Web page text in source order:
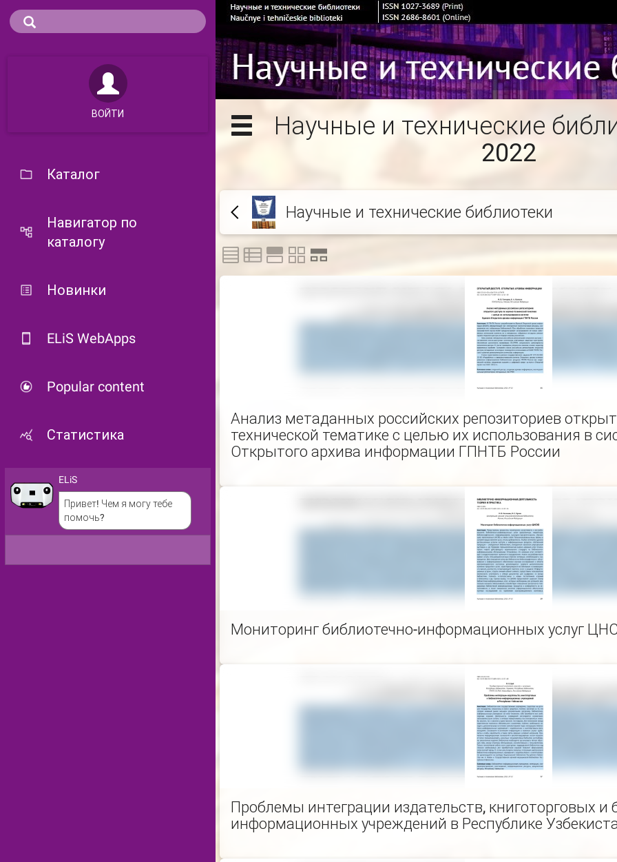
ВОЙТИ
Каталог
Навигатор по
каталогу
Новинки
ELiS WebApps
Popular content
Статистика
ELiS
Привет! Чем я могу тебе
помочь?
Научные и технические
2022
Научные и технические библиотеки
Анализ метаданных российских репозиториев
технической тематике с целью их использования в
Открытого архива информации ГПНТБ России
Мониторинг библиотечно-информационных услуг
Проблемы интеграции издательств, книготорговых и
информационных учреждений в Республике